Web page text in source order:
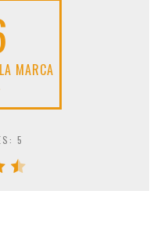
MARCA
5